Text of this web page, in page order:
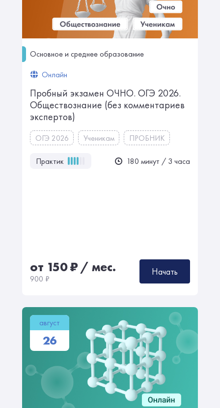
Основное и среднее образование
Онлайн
Пробный экзамен ОЧНО. ㅤㅤㅤОГЭ 2026.
Обществознание ㅤㅤ(без комментариев
экспертов)
ОГЭ 2026 Ученикам ПРОБНИК
Практик 180 минут / 3 часа
от 150₽/ мес.
900 ₽
Начать
август
26